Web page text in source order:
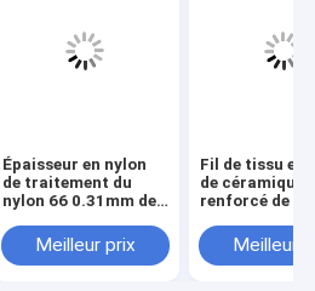
Épaisseur en nylon
de traitement du
nylon 66 0.31mm de
vulcanisation
Meilleur prix
Fil de tissu en
de céramique
renforcé de 2
Meilleur